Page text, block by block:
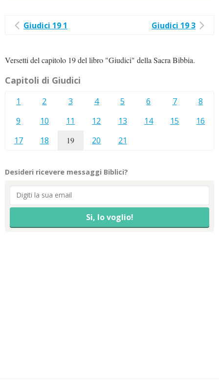
Giudici 19 1 Giudici 19 3
Versetti del capitolo 19 del libro "Giudici" della Sacra Bibbia.
Capitoli di Giudici
1 2 3 4 5 6 7
8
9
10 11 12 13 14 15
16
17
18 19 20 21
Desideri ricevere messaggi Biblici?